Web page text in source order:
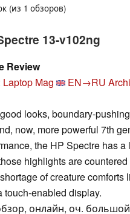
(из 1 обзоров)
13-v102ng
Review
Laptop Mag EN→RU
looks, boundary-
now, more powerful 7th
the HP Spectre has a
highlights are
of creature comforts
touch-enabled display.
онлайн, оч.